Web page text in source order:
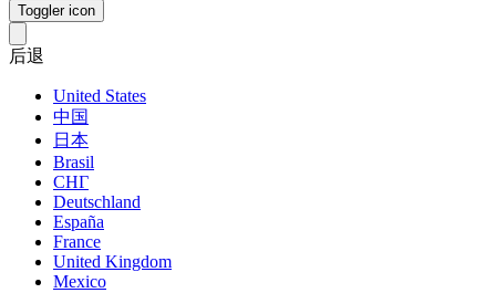
Toggler icon
后退
United States
中国
日本
Brasil
СНГ
Deutschland
España
France
United Kingdom
Mexico